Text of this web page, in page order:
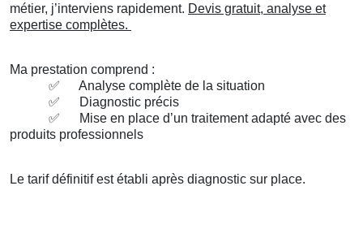
métier, j’interviens rapidement. Devis gratuit, analyse et
expertise complètes.
Ma prestation comprend :
✅
Analyse complète de la situation
✅
Diagnostic précis
✅
Mise en place d’un traitement adapté avec des
produits professionnels
Le tarif définitif est établi après diagnostic sur place.